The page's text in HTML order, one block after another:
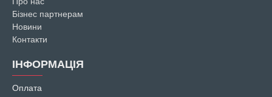
Бізнес партнерам
Новини
Контакти
ІНФОРМАЦІЯ
Оплата